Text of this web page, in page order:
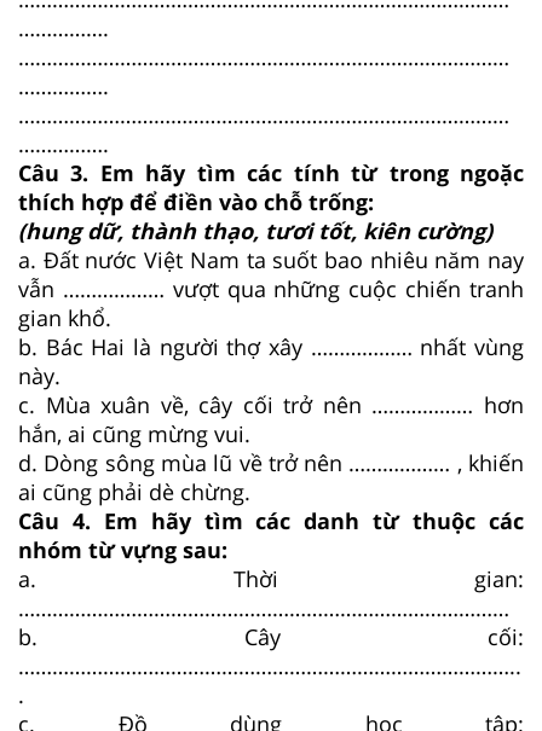
…………….
……………………………………………………………………………
…………….
……………………………………………………………………………
…………….
Câu 3. Em hãy tìm các tính từ trong ngoặc
thích hợp để điền vào chỗ trống:
(hung dữ, thành thạo, tươi tốt, kiên cường)
a. Đất nước Việt Nam ta suốt bao nhiêu năm nay
vẫn ……………… vượt qua những cuộc chiến tranh
gian khổ.
b. Bác Hai là người thợ xây ……………… nhất vùng
này.
c. Mùa xuân về, cây cối trở nên ……………… hơn
hắn, ai cũng mừng vui.
d. Dòng sông mùa lũ về trở nên ……………… , khiến
ai cũng phải dè chừng.
Câu 4. Em hãy tìm các danh từ thuộc các
nhóm từ vựng sau:
a. Thời gian:
……………………………………………………………………………
b. Cây cối:
……………………………………………………………………………..
.
c. Đồ dùng học tập: